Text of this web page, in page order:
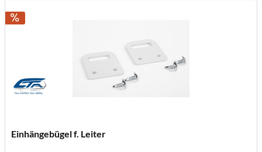
Einhängebügel f. Leiter